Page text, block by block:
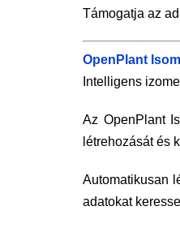
Támogatja az
OpenPlant
Intelligens
Az OpenPlant
létrehozását és
Automatikusan
adatokat